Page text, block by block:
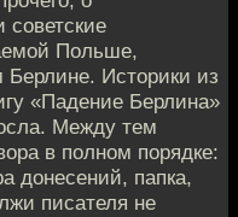
советские
Польше,
Историки из
«Падение Берлина»
Между тем
в полном порядке:
донесений, папка,
писателя не